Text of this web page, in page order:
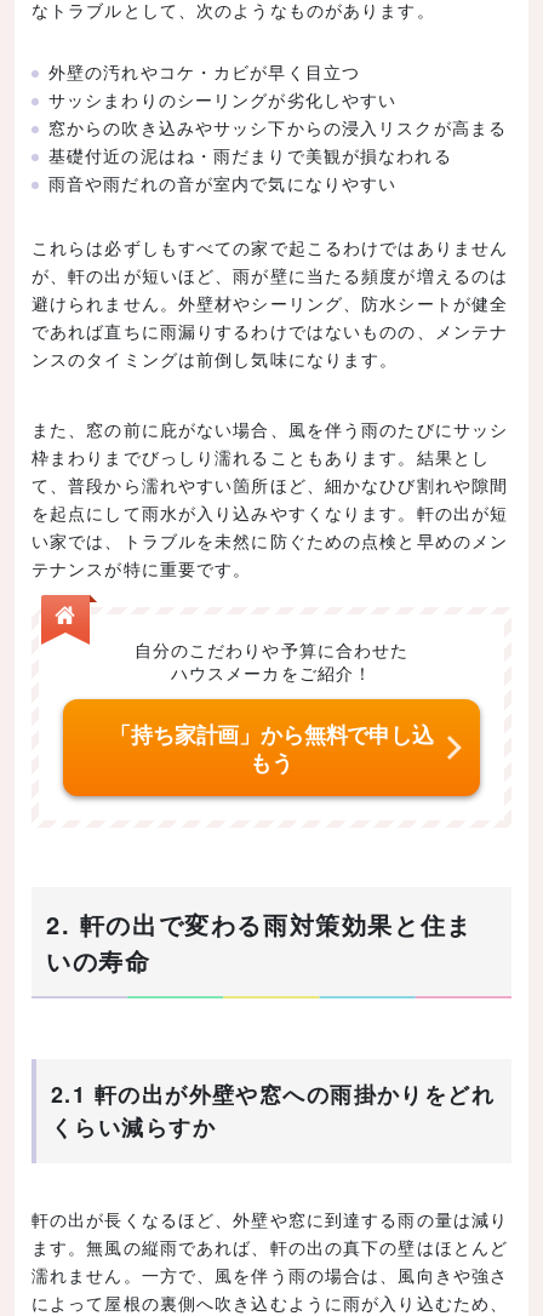
なトラブルとして、次のようなものがあります。
外壁の汚れやコケ・カビが早く目立つ
サッシまわりのシーリングが劣化しやすい
窓からの吹き込みやサッシ下からの浸入リスクが高まる
基礎付近の泥はね・雨だまりで美観が損なわれる
雨音や雨だれの音が室内で気になりやすい
これらは必ずしもすべての家で起こるわけではありません
が、軒の出が短いほど、雨が壁に当たる頻度が増えるのは
避けられません。外壁材やシーリング、防水シートが健全
であれば直ちに雨漏りするわけではないものの、メンテナ
ンスのタイミングは前倒し気味になります。
また、窓の前に庇がない場合、風を伴う雨のたびにサッシ
枠まわりまでびっしり濡れることもあります。結果とし
て、普段から濡れやすい箇所ほど、細かなひび割れや隙間
を起点にして雨水が入り込みやすくなります。軒の出が短
い家では、トラブルを未然に防ぐための点検と早めのメン
テナンスが特に重要です。
自分のこだわりや予算に合わせた
ハウスメーカをご紹介！
「持ち家計画」から無料で申し込
もう
2. 軒の出で変わる雨対策効果と住ま
いの寿命
2.1 軒の出が外壁や窓への雨掛かりをどれ
くらい減らすか
軒の出が長くなるほど、外壁や窓に到達する雨の量は減り
ます。無風の縦雨であれば、軒の出の真下の壁はほとんど
濡れません。一方で、風を伴う雨の場合は、風向きや強さ
によって屋根の裏側へ吹き込むように雨が入り込むため、